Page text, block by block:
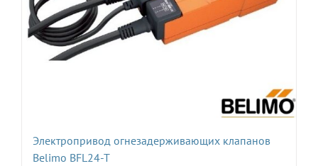
Электропривод огнезадерживающих клапанов
Belimo BFL24-T